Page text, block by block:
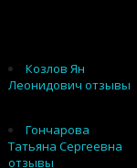
Козлов Ян
Леонидович отзывы
Гончарова
Татьяна Сергеевна
отзывы